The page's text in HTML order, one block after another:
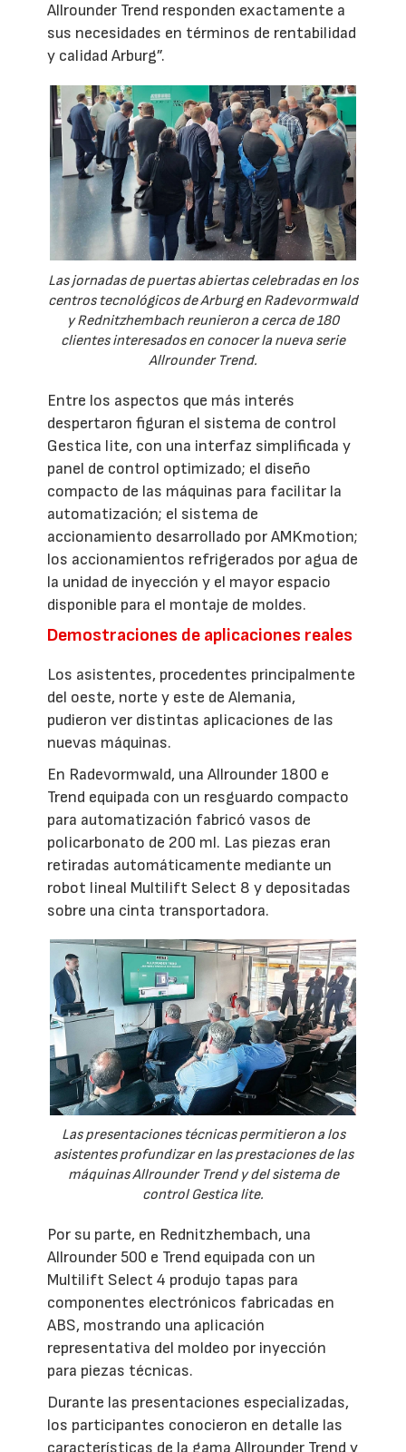
Allrounder Trend responden exactamente a
sus necesidades en términos de rentabilidad
y calidad Arburg”.
Las jornadas de puertas abiertas celebradas en los
centros tecnológicos de Arburg en Radevormwald
y Rednitzhembach reunieron a cerca de 180
clientes interesados en conocer la nueva serie
Allrounder Trend.
Entre los aspectos que más interés
despertaron figuran el sistema de control
Gestica lite, con una interfaz simplificada y
panel de control optimizado; el diseño
compacto de las máquinas para facilitar la
automatización; el sistema de
accionamiento desarrollado por AMKmotion;
los accionamientos refrigerados por agua de
la unidad de inyección y el mayor espacio
disponible para el montaje de moldes.
Demostraciones de aplicaciones reales
Los asistentes, procedentes principalmente
del oeste, norte y este de Alemania,
pudieron ver distintas aplicaciones de las
nuevas máquinas.
En Radevormwald, una Allrounder 1800 e
Trend equipada con un resguardo compacto
para automatización fabricó vasos de
policarbonato de 200 ml. Las piezas eran
retiradas automáticamente mediante un
robot lineal Multilift Select 8 y depositadas
sobre una cinta transportadora.
Las presentaciones técnicas permitieron a los
asistentes profundizar en las prestaciones de las
máquinas Allrounder Trend y del sistema de
control Gestica lite.
Por su parte, en Rednitzhembach, una
Allrounder 500 e Trend equipada con un
Multilift Select 4 produjo tapas para
componentes electrónicos fabricadas en
ABS, mostrando una aplicación
representativa del moldeo por inyección
para piezas técnicas.
Durante las presentaciones especializadas,
los participantes conocieron en detalle las